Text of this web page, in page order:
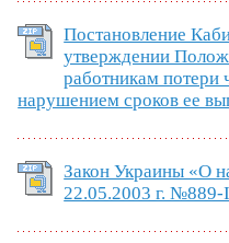
Постановление
утверждении
работникам потери
нарушением сроков ее
Закон Украины «О
22.05.2003 г.